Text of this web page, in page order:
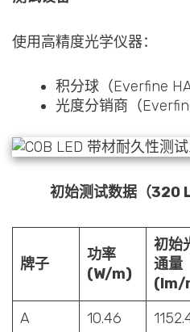
使用高精度光学仪器：
积分球（Everfine
光度分销商（
初始测试数据（320
牌子
功率
(W/m)
初始
通量
(lm/
A 10.46